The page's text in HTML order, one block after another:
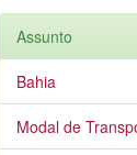
Assunto
Bahia
Modal de